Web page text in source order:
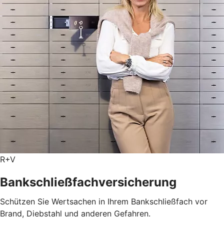
R+V
Bankschließfachversicherung
Schützen Sie Wertsachen in Ihrem Bankschließfach vor
Brand, Diebstahl und anderen Gefahren.